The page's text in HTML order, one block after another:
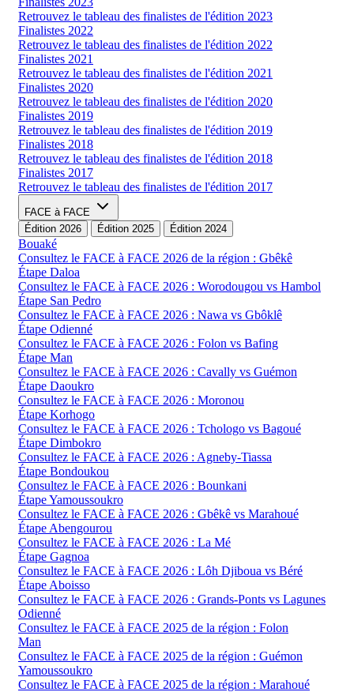
Retrouvez le tableau des finalistes de l'édition 2023
Finalistes 2022
Retrouvez le tableau des finalistes de l'édition 2022
Finalistes 2021
Retrouvez le tableau des finalistes de l'édition 2021
Finalistes 2020
Retrouvez le tableau des finalistes de l'édition 2020
Finalistes 2019
Retrouvez le tableau des finalistes de l'édition 2019
Finalistes 2018
Retrouvez le tableau des finalistes de l'édition 2018
Finalistes 2017
Retrouvez le tableau des finalistes de l'édition 2017
FACE à FACE
Édition 2026
Édition 2025 Édition 2024
Bouaké
Consultez le FACE à FACE 2026 de la région : Gbêkê
Étape Daloa
Consultez le FACE à FACE 2026 : Worodougou vs Hambol
Étape San Pedro
Consultez le FACE à FACE 2026 : Nawa vs Gbôklê
Étape Odienné
Consultez le FACE à FACE 2026 : Folon vs Bafing
Étape Man
Consultez le FACE à FACE 2026 : Cavally vs Guémon
Étape Daoukro
Consultez le FACE à FACE 2026 : Moronou
Étape Korhogo
Consultez le FACE à FACE 2026 : Tchologo vs Bagoué
Étape Dimbokro
Consultez le FACE à FACE 2026 : Agneby-Tiassa
Étape Bondoukou
Consultez le FACE à FACE 2026 : Bounkani
Étape Yamoussoukro
Consultez le FACE à FACE 2026 : Gbêkê vs Marahoué
Étape Abengourou
Consultez le FACE à FACE 2026 : La Mé
Étape Gagnoa
Consultez le FACE à FACE 2026 : Lôh Djiboua vs Béré
Étape Aboisso
Consultez le FACE à FACE 2026 : Grands-Ponts vs Lagunes
Odienné
Consultez le FACE à FACE 2025 de la région : Folon
Man
Consultez le FACE à FACE 2025 de la région : Guémon
Yamoussoukro
Consultez le FACE à FACE 2025 de la région : Marahoué